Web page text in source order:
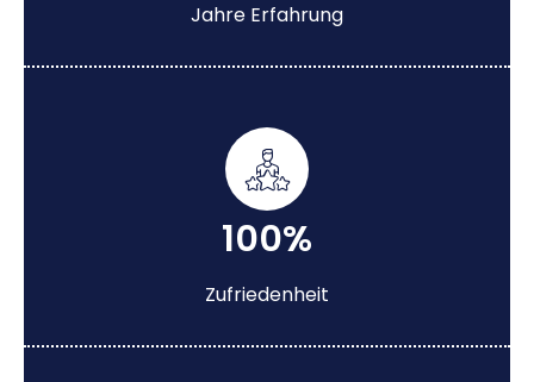
Jahre Erfahrung
100%
Zufriedenheit